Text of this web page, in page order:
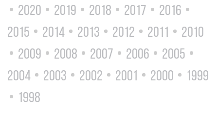
2020
2019 2018 2017
2016
2015
2014 2013 2012 2011
2010
2009
2008 2007 2006
2005
2004
2003 2002 2001 2000
1999
1998